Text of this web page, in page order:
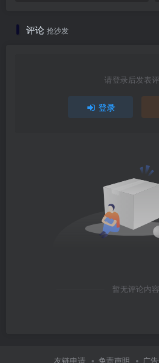
评论 抢沙发
请登录后发表
登录
暂无评论内容
友链申请 免责声明 广